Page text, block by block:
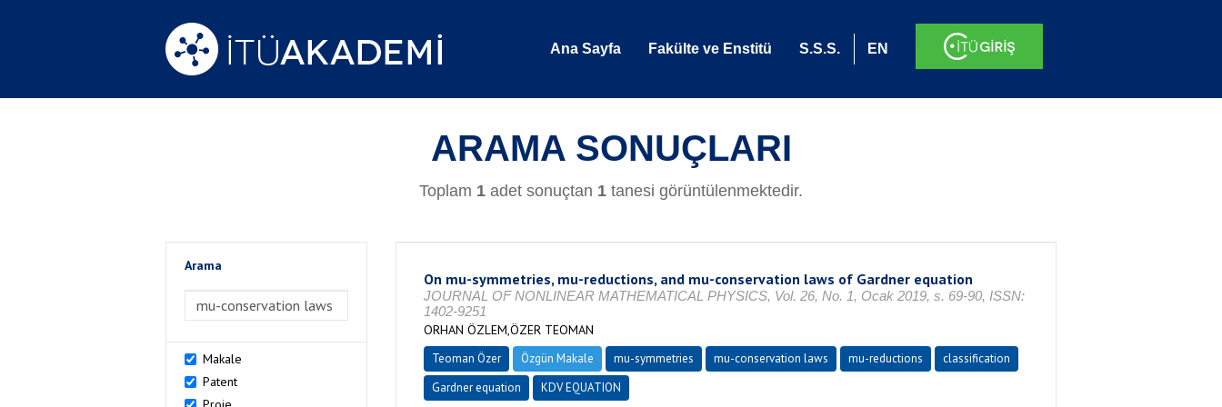
Ana Sayfa Fakülte ve Enstitü S.S.S. EN
ARAMA SONUÇLARI
Toplam 1 adet sonuçtan 1 tanesi görüntülenmektedir.
Arama
>Arama
Makale
Patent
On mu-symmetries, mu-reductions, and mu-conservation laws of Gardner equation
JOURNAL OF NONLINEAR MATHEMATICAL PHYSICS, Vol. 26, No. 1, Ocak 2019, s. 69-90, ISSN:
1402-9251
ORHAN ÖZLEM,ÖZER TEOMAN
Teoman Özer Özgün Makale mu-symmetries mu-conservation laws mu-reductions
classification
Gardner equation
KDV EQUATION